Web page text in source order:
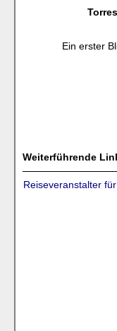
Ein erster
Weiterführende
Reiseveranstalter